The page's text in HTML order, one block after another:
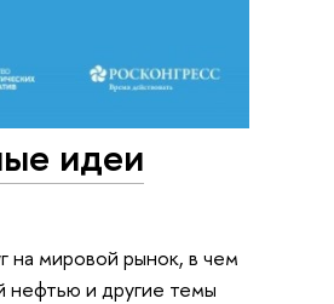
идеи
на мировой рынок, в чем
нефтью и другие темы